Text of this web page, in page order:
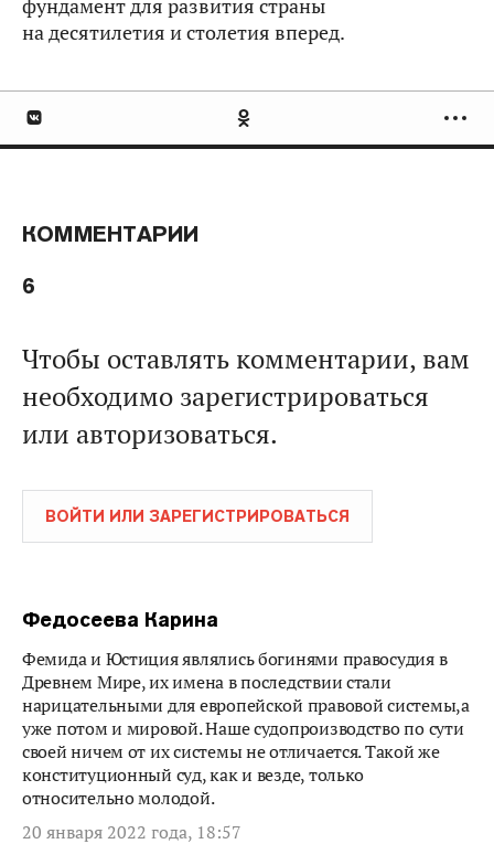
фундамент для развития страны
на десятилетия и столетия вперед.
КОММЕНТАРИИ
6
Чтобы оставлять комментарии, вам
необходимо зарегистрироваться
или авторизоваться.
ВОЙТИ ИЛИ ЗАРЕГИСТРИРОВАТЬСЯ
Федосеева Карина
Фемида и Юстиция являлись богинями правосудия в
Древнем Мире, их имена в последствии стали
нарицательными для европейской правовой системы,а
уже потом и мировой. Наше судопроизводство по сути
своей ничем от их системы не отличается. Такой же
конституционный суд, как и везде, только
относительно молодой.
20 января 2022 года, 18:57